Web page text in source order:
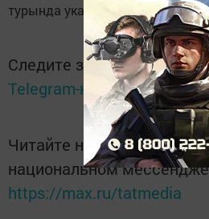
турында указ биргән иде инде.
Следите за самым
Telegram-канале
Читайте новости
национальном
https://max.ru/tatmedia